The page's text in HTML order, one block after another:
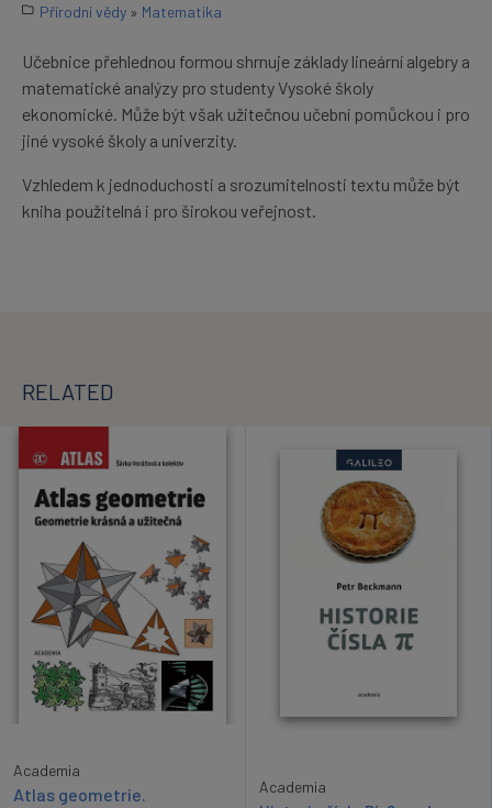
Přírodní vědy » Matematika
Učebnice přehlednou formou shrnuje základy lineární algebry a
matematické analýzy pro studenty Vysoké školy
ekonomické. Může být však užitečnou učební pomůckou i pro
jiné vysoké školy a univerzity.
Vzhledem k jednoduchosti a srozumitelnosti textu může být
kniha použitelná i pro širokou veřejnost.
RELATED
Academia
Atlas geometrie.
Academia